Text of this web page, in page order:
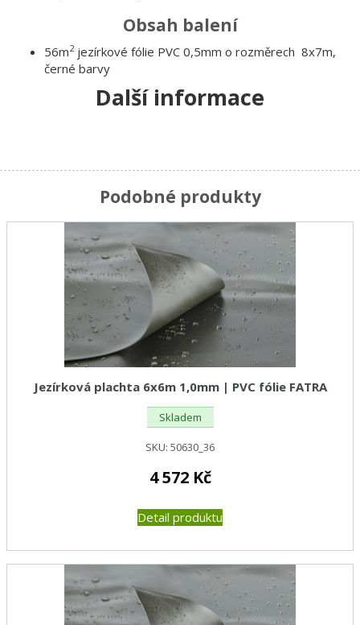
Obsah balení
56m2jezírkové fólie PVC 0,5mm o rozměrech 8x7m,
černé barvy
Další informace
Podobné produkty
Jezírková plachta 6x6m 1,0mm | PVC fólie FATRA
Skladem
SKU: 50630_36
4 572 Kč
Detail produktu